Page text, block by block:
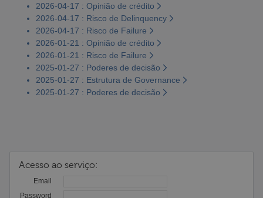
2026-04-17 : Opinião de crédito
2026-04-17 : Risco de Delinquency
2026-04-17 : Risco de Failure
2026-01-21 : Opinião de crédito
2026-01-21 : Risco de Failure
2025-01-27 : Poderes de decisão
2025-01-27 : Estrutura de Governance
2025-01-27 : Poderes de decisão
Acesso ao serviço:
Email
Password